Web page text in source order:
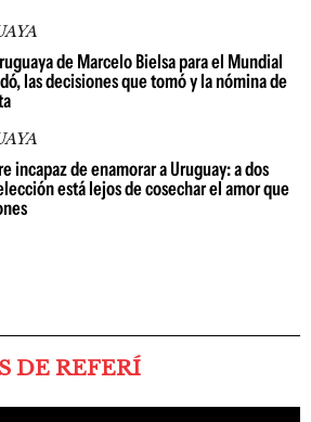
de Marcelo Bielsa para el Mundial
las decisiones que tomó y la nómina de
incapaz de enamorar a Uruguay: a dos
está lejos de cosechar el amor que
DE REFERÍ